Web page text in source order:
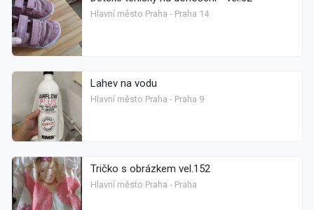
Hlavní město Praha - Praha 14
Lahev na vodu
Hlavní město Praha - Praha 9
Tričko s obrázkem vel.152
Hlavní město Praha - Praha